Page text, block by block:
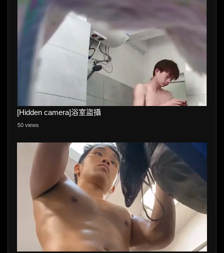
[Hidden camera]浴室盜攝
50 views